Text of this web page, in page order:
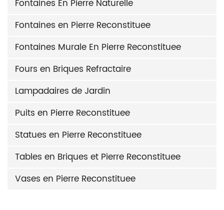
Fontaines En Pierre Naturelle
Fontaines en Pierre Reconstituee
Fontaines Murale En Pierre Reconstituee
Fours en Briques Refractaire
Lampadaires de Jardin
Puits en Pierre Reconstituee
Statues en Pierre Reconstituee
Tables en Briques et Pierre Reconstituee
Vases en Pierre Reconstituee